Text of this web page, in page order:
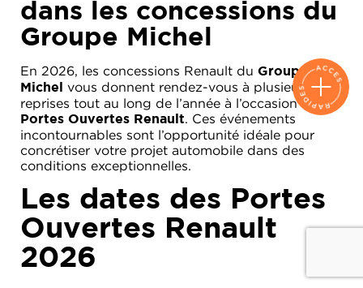
dans les concessions du
Groupe Michel
En 2026, les concessions Renault du Groupe
Michel
vous donnent rendez-vous à plusieurs
reprises tout au long de l’année à l’occasion des
Portes Ouvertes Renault. Ces événements
incontournables sont l’opportunité idéale pour
concrétiser votre projet automobile dans des
conditions exceptionnelles.
Les dates des Portes
Ouvertes Renault
2026